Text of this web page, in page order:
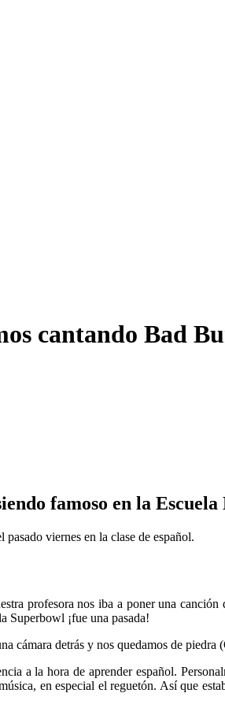
cantando Bad
famoso en la Escuela
viernes en la clase de español.
profesora nos iba a poner una
Superbowl ¡fue una pasada!
cámara detrás y nos quedamos de
a la hora de aprender español.
en especial el reguetón. Así que